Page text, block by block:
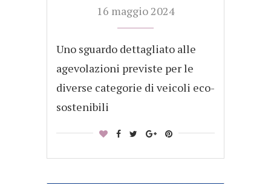
16 maggio 2024
Uno sguardo dettagliato alle
agevolazioni previste per le
diverse categorie di veicoli eco-
sostenibili